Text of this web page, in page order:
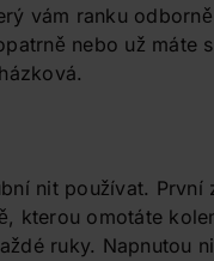
vám ranku
nebo už máte
nit používat. První
kterou omotáte
ruky. Napnutou